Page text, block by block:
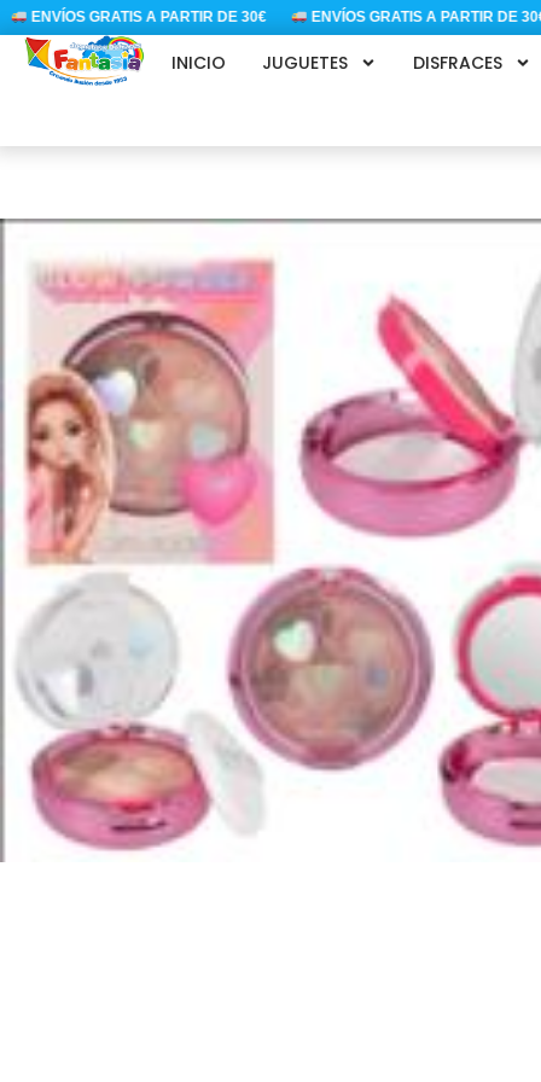
contenido
ENVÍOS GRATIS A PARTIR DE 30€ ENVÍOS GRATIS A PARTIR DE 30€
INICIO JUGUETES DISFRACES